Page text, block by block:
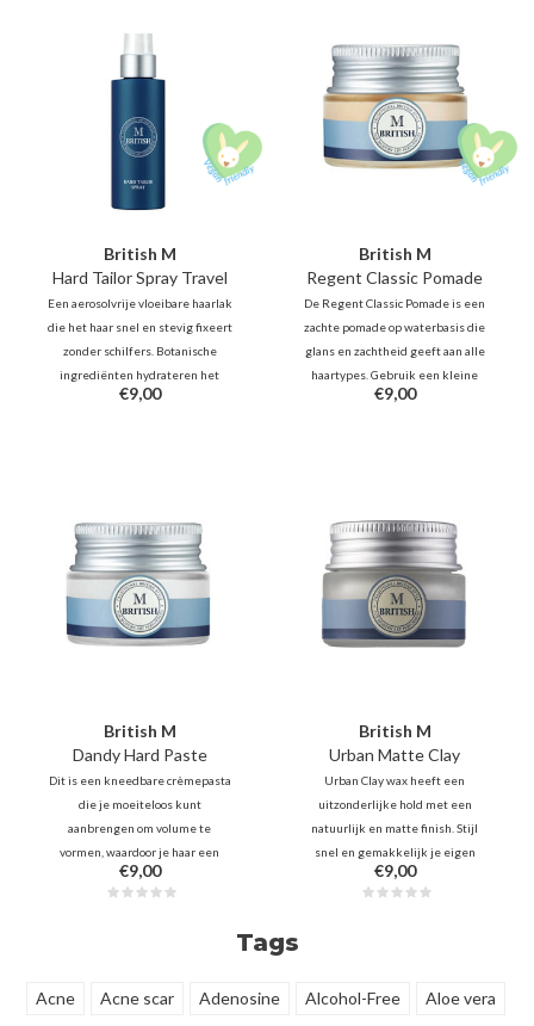
British M
Hard Tailor Spray Travel
Een aerosolvrije vloeibare haarlak
die het haar snel en stevig fixeert
zonder schilfers. Botanische
ingrediënten hydrateren het
haar en geven het een
€9,00
British M
Regent Classic Pomade
De Regent Classic Pomade is een
zachte pomade op waterbasis die
glans en zachtheid geeft aan alle
haartypes. Gebruik een kleine
hoeveelheid om de losse haartjes
€9,00
British M
Dandy Hard Paste
Dit is een kneedbare crèmepasta
die je moeiteloos kunt
aanbrengen om volume te
vormen, waardoor je haar een
natuurlijke, getextureerde look
krijgt. Je kunt je haar meerdere
€9,00
British M
Urban Matte Clay
Urban Clay wax heeft een
uitzonderlijke hold met een
natuurlijk en matte finish. Stijl
snel en gemakkelijk je eigen
unieke kapsel met deze zachte
klei. - Ideaal voor het creëren van
€9,00
Tags
Acne Acne scar Adenosine Alcohol-Free Aloe vera